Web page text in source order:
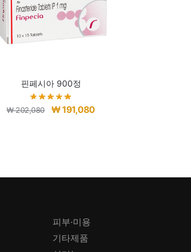
핀페시아 900정
₩202,080
원
₩191,080현
피부·미용
기타제품